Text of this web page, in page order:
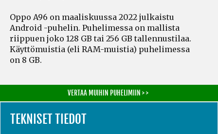
Oppo A96 on maaliskuussa 2022 julkaistu
Android -puhelin. Puhelimessa on mallista
riippuen joko 128 GB tai 256 GB tallennustilaa.
Käyttömuistia (eli RAM-muistia) puhelimessa
on 8 GB.
VERTAA MUIHIN PUHELIMIIN > >
TEKNISET TIEDOT